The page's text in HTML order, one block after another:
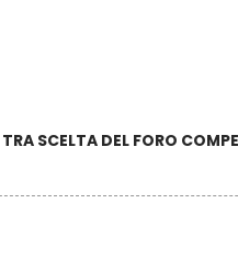
SCELTA DEL FORO